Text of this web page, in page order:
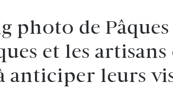
photo de
et les
anticiper leurs